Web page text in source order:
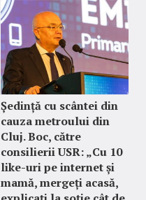
Ședință cu scântei din
cauza metroului din
Cluj. Boc, către
consilierii USR: „Cu 10
like-uri pe internet și
mamă, mergeți acasă,